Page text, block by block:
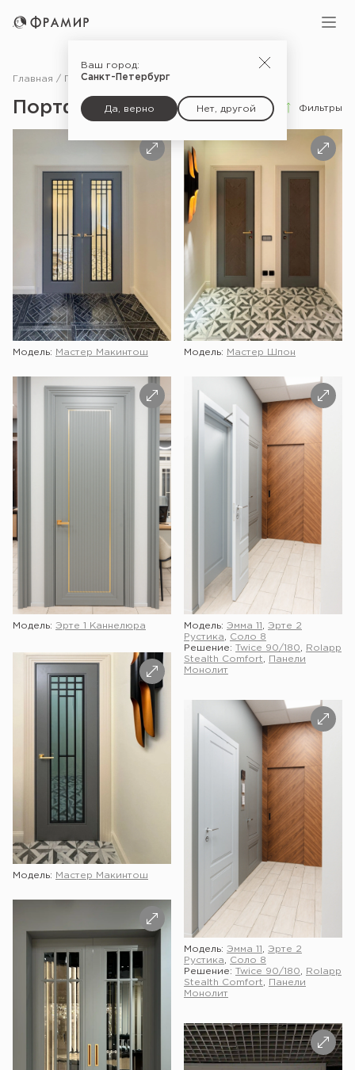
Ваш город:
Санкт-Петербург
Да, верно Нет, другой
Главная Портфолио
Портфолио Фильтры
Модель: Мастер Макинтош Модель: Мастер Шпон
Модель: Эрте 1 Каннелюра Модель: Эмма 11
Эрте 2
Рустика
Соло 8
Решение: Twice 90/180
Rolapp
Stealth Comfort
Панели
Монолит
Модель: Мастер Макинтош
Модель: Эмма 11
Эрте 2
Рустика
Соло 8
Решение: Twice 90/180
Rolapp
Stealth Comfort
Панели
Монолит